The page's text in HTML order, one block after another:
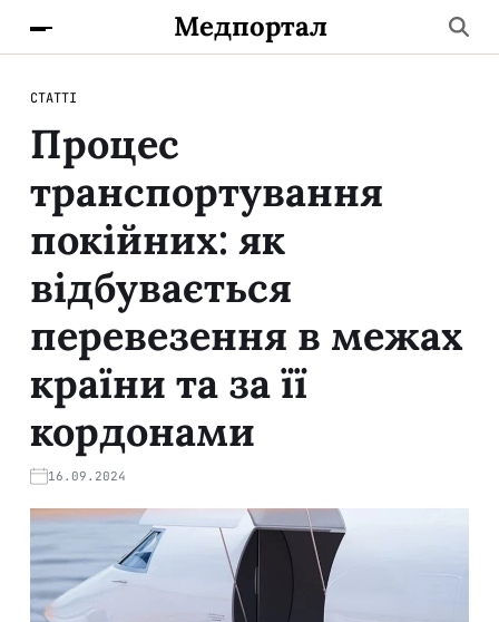
Медпортал
СТАТТІ
Процес
транспортування
покійних: як
відбувається
перевезення в межах
країни та за її
кордонами
16.09.2024